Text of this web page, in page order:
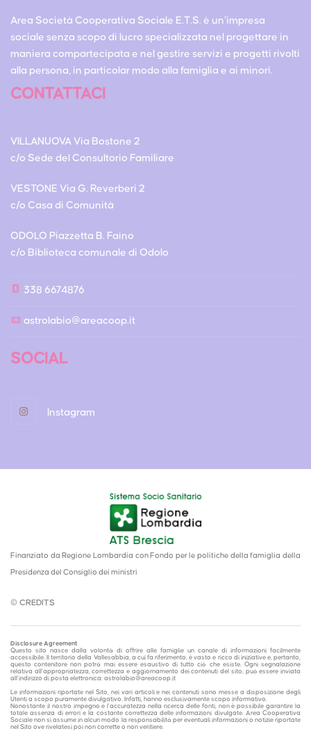
Area Società Cooperativa Sociale E.T.S. è un’impresa
sociale senza scopo di lucro specializzata nel progettare in
maniera compartecipata e nel gestire servizi e progetti rivolti
alla persona, in particolar modo alla famiglia e ai minori.
CONTATTACI
VILLANUOVA Via Bostone 2
c/o Sede del Consultorio Familiare
VESTONE Via G. Reverberi 2
c/o Casa di Comunità
ODOLO Piazzetta B. Faino
c/o Biblioteca comunale di Odolo
338 6674876
astrolabio@areacoop.it
SOCIAL
Instagram
Finanziato da Regione Lombardia con Fondo per le politiche della famiglia della
Presidenza del Consiglio dei ministri
© CREDITS
Disclosure Agreement
Questo sito nasce dalla volontà di offrire alle famiglie un canale di informazioni facilmente
accessibile. Il territorio della Vallesabbia, a cui fa riferimento, è vasto e ricco di iniziative e, pertanto,
questo contenitore non potrà mai essere esaustivo di tutto ciò che esiste. Ogni segnalazione
relativa all'appropriatezza, correttezza e aggiornamento dei contenuti del sito, può essere inviata
all'indirizzo di posta elettronica: astrolabio@areacoop.it
Le informazioni riportate nel Sito, nei vari articoli e nei contenuti sono messe a disposizione degli
Utenti a scopo puramente divulgativo. Infatti, hanno esclusivamente scopo informativo.
Nonostante il nostro impegno e l’accuratezza nella ricerca delle fonti, non è possibile garantire la
totale assenza di errori e la costante correttezza delle informazioni divulgate. Area Cooperativa
Sociale non si assume in alcun modo la responsabilità per eventuali informazioni o notizie riportate
nel Sito ove rivelatesi poi non corrette o non veritiere.